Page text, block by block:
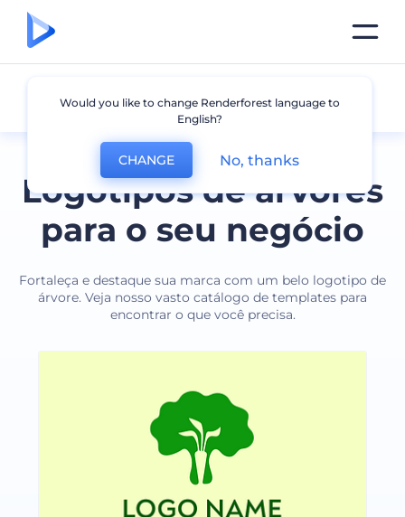
Logotipos de árvores
para o seu negócio
Fortaleça e destaque sua marca com um belo logotipo de
árvore. Veja nosso vasto catálogo de templates para
encontrar o que você precisa.
Árvore
Would you like to change Renderforest language to
English?
CHANGE No, thanks